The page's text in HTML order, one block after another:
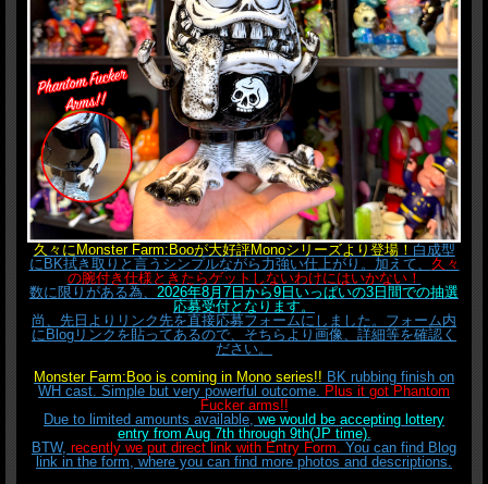
久々にMonster Farm:Booが大好評Monoシリーズより登場！ 白成型
にBK拭き取りと言うシンプルながら力強い仕上がり。加えて、 久々
の腕付き仕様ときたらゲットしないわけにはいかない！
数に限りがある為、 2026年8月7日から9日いっぱいの3日間での抽選
応募受付となります。
尚、先日よりリンク先を直接応募フォームにしました。フォーム内
にBlogリンクを貼ってあるので、そちらより画像、詳細等を確認く
ださい。
Monster Farm:Boo is coming in Mono series!! BK rubbing finish on
WH cast. Simple but very powerful outcome. Plus it got Phantom
Fucker arms!!
Due to limited amounts available, we would be accepting lottery
entry from Aug 7th through 9th(JP time).
BTW, recently we put direct link with Entry Form. You can find Blog
link in the form, where you can find more photos and descriptions.